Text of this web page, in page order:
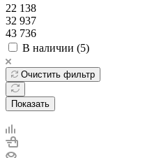
22 138
32 937
43 736
В наличии (5)
Очистить фильтр
Показать